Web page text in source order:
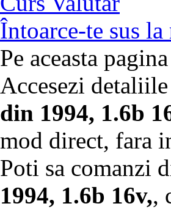
Întoarce-te sus
Pe aceasta
Accesezi
din 1994, 1.6b
mod direct, fara
Poti sa comanzi
1994, 1.6b 16v,,